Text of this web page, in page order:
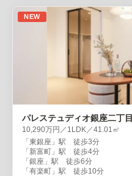
NEW
パレステュディオ銀座二丁目
10,290万円／1LDK／41.01㎡
「東銀座」駅 徒歩3分
「新富町」駅 徒歩4分
「銀座」駅 徒歩6分
「有楽町」駅 徒歩10分